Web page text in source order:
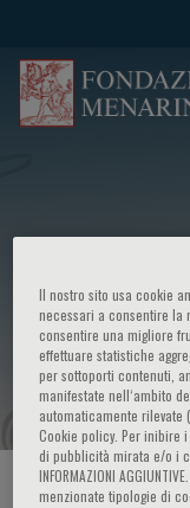
European
- Course in
Tumors"
HOME PAGE /
Il nostro sito usa cookie
necessari a consentire la
consentire una migliore
effettuare statistiche
per sottoporti contenuti,
manifestate nell‘ambito
automaticamente
Cookie policy. Per inibire
di pubblicità mirata e/o i
INFORMAZIONI
menzionate tipologie di